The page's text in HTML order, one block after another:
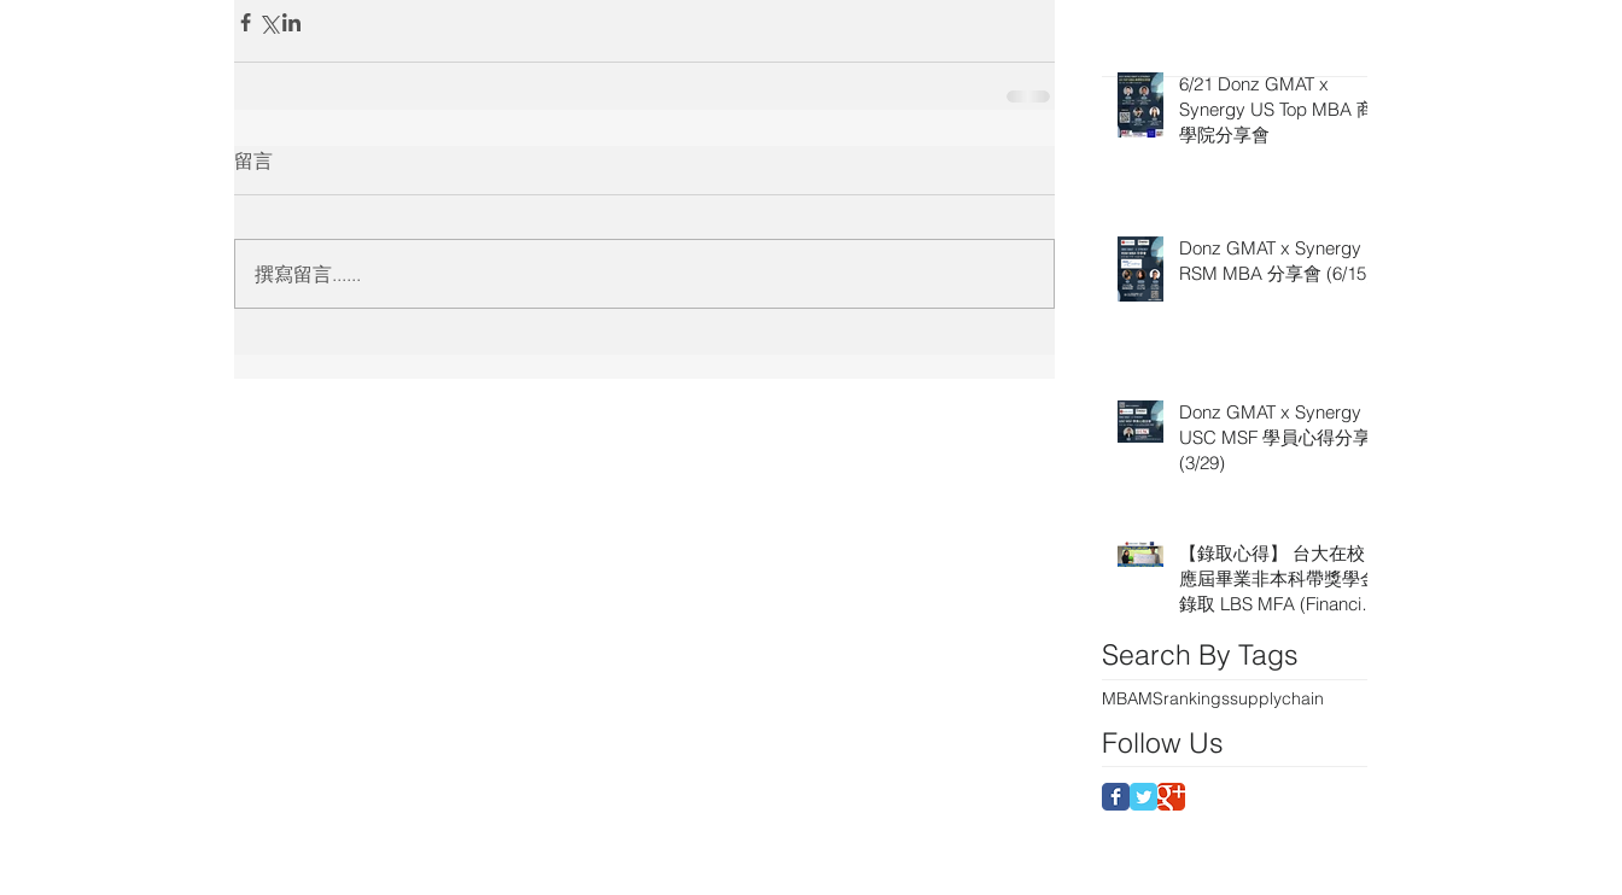
留言
撰寫留言......
6/21 Donz GMAT x
Synergy US Top MBA 商
學院分享會
Donz GMAT x Synergy
RSM MBA 分享會 (6/15)
Donz GMAT x Synergy
USC MSF 學員心得分享
(3/29)
【錄取心得】 台大在校
應屆畢業非本科帶獎學金
錄取 LBS MFA (Financial
Synergy 顧問
Search By Tags
MBAMSrankingssupplychain
Follow Us